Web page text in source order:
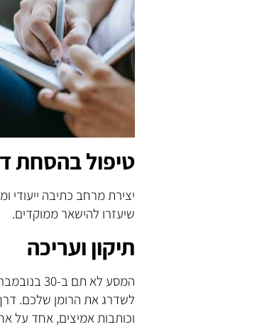
טיפול בהסחת
יצירת מרחב כתיבה ייעודי
שיעזרו להישאר ממוקדים.
תיקון ועריכה
המסע לא
לשדרג את הרומן שלכם.
וכותבות אמיצים, אחד על